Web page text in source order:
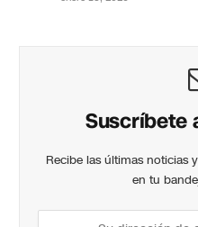
Suscríbete
Recibe las últimas noticias
en tu